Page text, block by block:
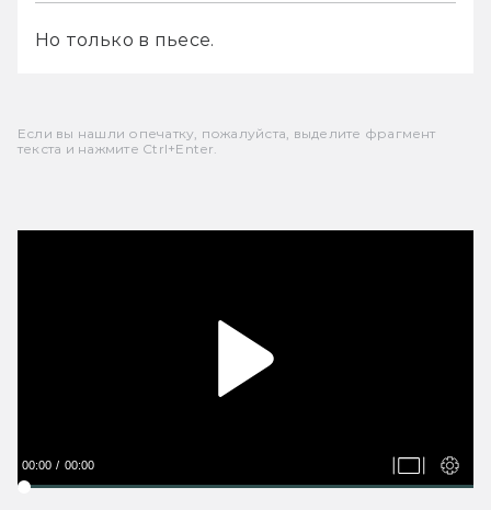
Но только в пьесе.
Если вы нашли опечатку, пожалуйста, выделите фрагмент
текста и нажмите Ctrl+Enter.
00:00 00:00